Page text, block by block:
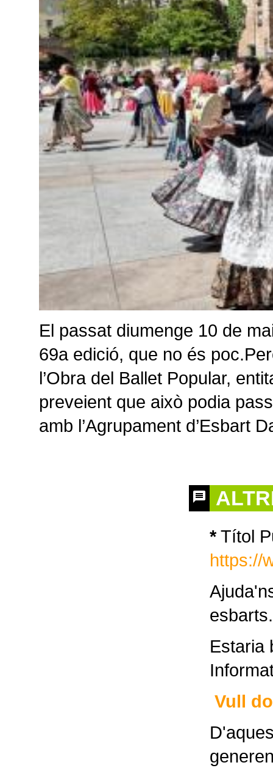
El passat diumenge 10 de
69a edició, que no és
l’Obra del Ballet Popular,
preveient que això podia
amb l’Agrupament d’Esbart
* Títol
https://
esbarts.
Estaria
Vull